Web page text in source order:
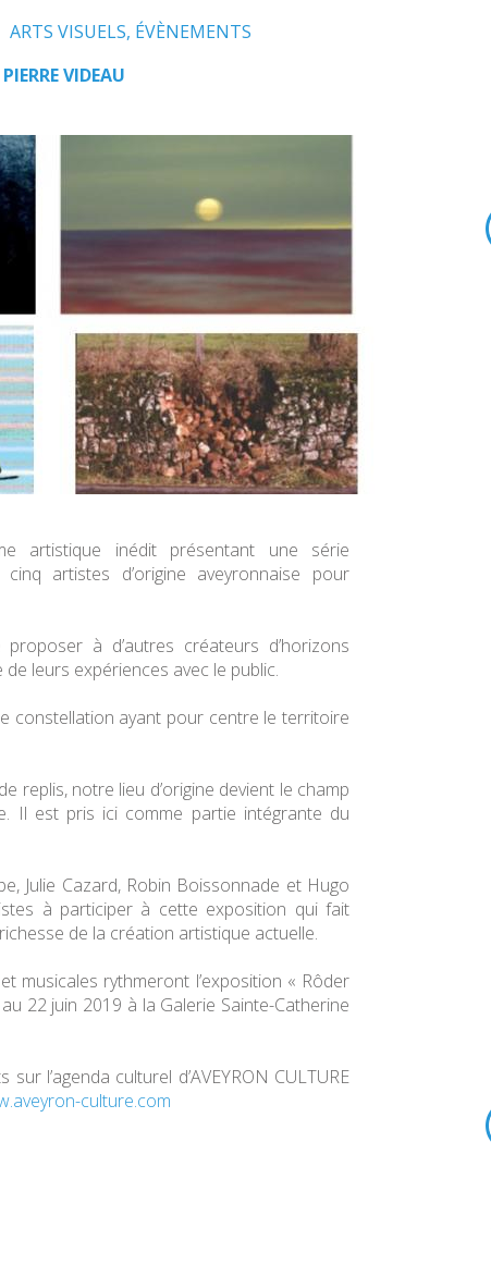
ARTS VISUELS, ÉVÈNEMENTS
PIERRE VIDEAU
artistique inédit présentant une série
cinq artistes d’origine aveyronnaise pour
à d’autres créateurs d’horizons
leurs expériences avec le public.
constellation ayant pour centre le territoire
replis, notre lieu d’origine devient le champ
Il est pris ici comme partie intégrante du
Julie Cazard, Robin Boissonnade et Hugo
à participer à cette exposition qui fait
de la création artistique actuelle.
musicales rythmeront l’exposition « Rôder
22 juin 2019 à la Galerie Sainte-Catherine
l’agenda culturel d’AVEYRON CULTURE
culture.com